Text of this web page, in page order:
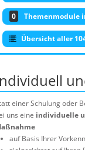
0 Themenmodule
Übersicht aller
einer Schulung oder
uns eine individuelle
auf Basis Ihrer